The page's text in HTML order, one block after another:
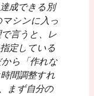
成できる別
シンに入っ
言うと、レ
定している
ら「作れな
間調整すれ
まず自分の